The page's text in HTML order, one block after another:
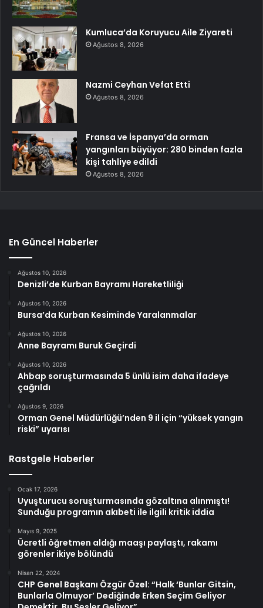
Kumluca’da Koruyucu Aile Ziyareti
Ağustos 8, 2026
Nazmi Ceyhan Vefat Etti
Ağustos 8, 2026
Fransa ve İspanya’da orman
yangınları büyüyor: 280 binden fazla
kişi tahliye edildi
Ağustos 8, 2026
En Güncel Haberler
Ağustos 10, 2026
Denizli’de Kurban Bayramı Hareketliliği
Ağustos 10, 2026
Bursa’da Kurban Kesiminde Yaralanmalar
Ağustos 10, 2026
Anne Bayramı Buruk Geçirdi
Ağustos 10, 2026
Ahbap soruşturmasında 5 ünlü isim daha ifadeye
çağrıldı
Ağustos 9, 2026
Orman Genel Müdürlüğü’nden 9 il için “yüksek yangın
riski” uyarısı
Rastgele Haberler
Ocak 17, 2026
Uyuşturucu soruşturmasında gözaltına alınmıştı!
Sunduğu programın akıbeti ile ilgili kritik iddia
Mayıs 9, 2025
Ücretli öğretmen aldığı maaşı paylaştı, rakamı
görenler ikiye bölündü
Nisan 22, 2024
CHP Genel Başkanı Özgür Özel: “Halk ‘Bunlar Gitsin,
Bunlarla Olmuyor’ Dediğinde Erken Seçim Geliyor